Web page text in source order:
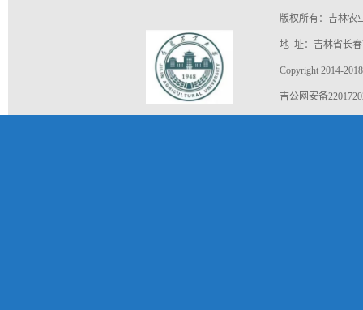
版权所有：吉林农
地 址：吉林省长春
Copyright 2014-
吉公网安备